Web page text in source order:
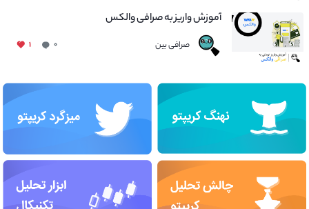
آموزش واریز به صرافی والکس
صرافی بین ۰ ۱